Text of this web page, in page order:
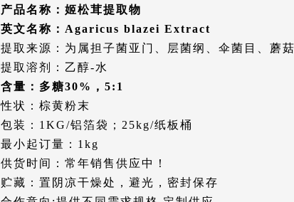
产品名称：姬松茸提取物
英文名称：Agaricus blazei Extract
提取来源：为属担子菌亚门、层菌纲、伞菌目、蘑
提取溶剂：乙醇-水
含量：多糖30%，5:1
性状：棕黄粉末
包装：1KG/铝箔袋；25kg/纸板桶
最小起订量：1kg
供货时间：常年销售供应中！
贮藏：置阴凉干燥处，避光，密封保存